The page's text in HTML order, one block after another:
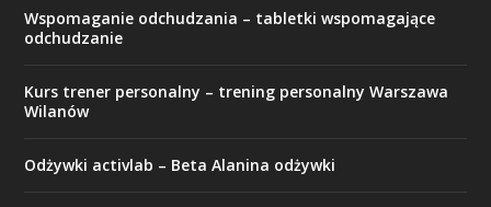
Wspomaganie odchudzania – tabletki wspomagające
odchudzanie
Kurs trener personalny – trening personalny Warszawa
Wilanów
Odżywki activlab – Beta Alanina odżywki